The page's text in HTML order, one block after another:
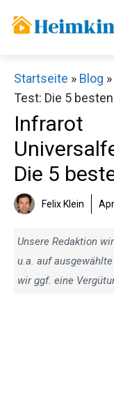
Inhalt
Startseite » Blog »
Test: Die 5
Infrarot
Die 5
Felix Klein
Unsere Redaktion
u.a. auf
wir ggf. eine